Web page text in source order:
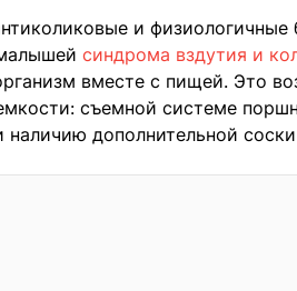
и
синдрома вздутия и
вместе с пищей. Это
съемной системе
наличию дополнительной